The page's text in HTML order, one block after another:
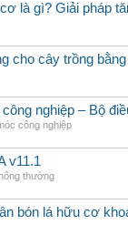
là gì? Giải pháp
cho cây trồng
nghiệp – Bộ
công nghiệp
v11.1
thường
bón lá hữu cơ